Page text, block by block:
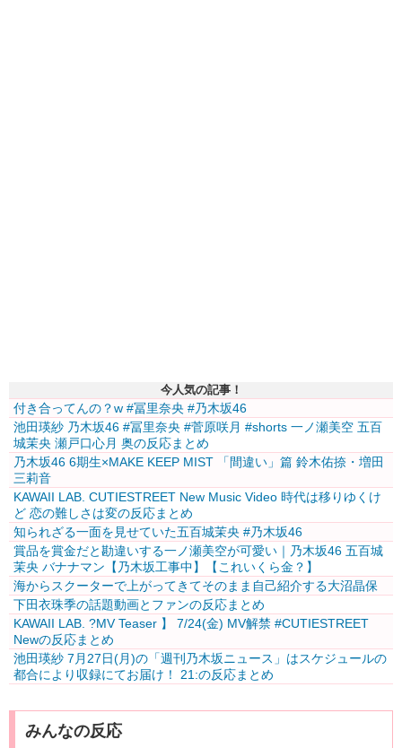
今人気の記事！
付き合ってんの？w #冨里奈央 #乃木坂46
池田瑛紗 乃木坂46 #冨里奈央 #菅原咲月 #shorts 一ノ瀬美空 五百
城茉央 瀬戸口心月 奥の反応まとめ
乃木坂46 6期生×MAKE KEEP MIST 「間違い」篇 鈴木佑捺・増田
三莉音
KAWAII LAB. CUTIESTREET New Music Video 時代は移りゆくけ
ど 恋の難しさは変の反応まとめ
知られざる一面を見せていた五百城茉央 #乃木坂46
賞品を賞金だと勘違いする一ノ瀬美空が可愛い｜乃木坂46 五百城
茉央 バナナマン【乃木坂工事中】【これいくら金？】
海からスクーターで上がってきてそのまま自己紹介する大沼晶保
下田衣珠季の話題動画とファンの反応まとめ
KAWAII LAB. ?MV Teaser️‍ 】 7/24(金) MV解禁 #CUTIESTREET
Newの反応まとめ
池田瑛紗 7月27日(月)の「週刊乃木坂ニュース」はスケジュールの
都合により収録にてお届け！ 21:の反応まとめ
みんなの反応